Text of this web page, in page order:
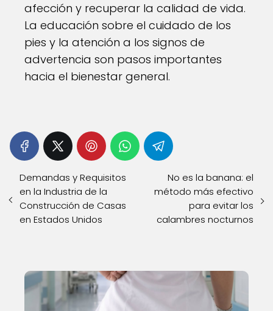
afección y recuperar la calidad de vida.
La educación sobre el cuidado de los
pies y la atención a los signos de
advertencia son pasos importantes
hacia el bienestar general.
Demandas y Requisitos
en la Industria de la
Construcción de Casas
en Estados Unidos
No es la banana: el
método más efectivo
para evitar los
calambres nocturnos